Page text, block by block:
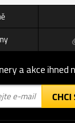
a akce ihned
CHCI